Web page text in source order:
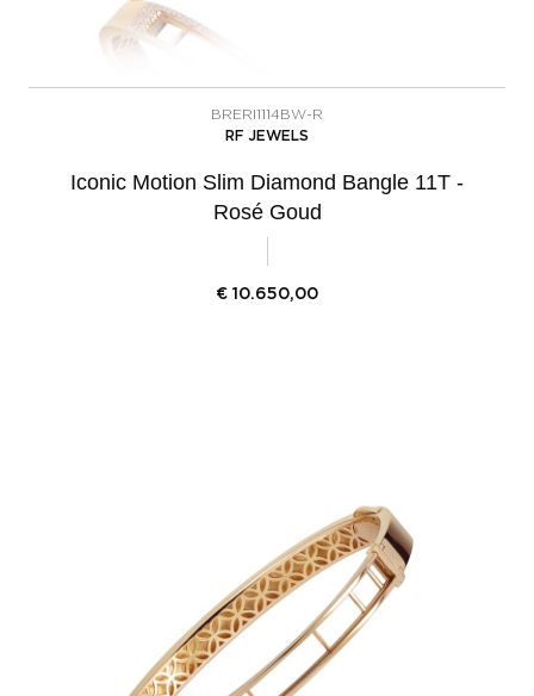
BRERI1114BW-R
RF JEWELS
Iconic Motion Slim Diamond Bangle 11T -
Rosé Goud
€ 10.650,00